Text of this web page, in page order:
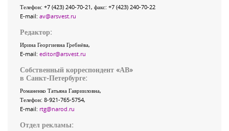
Телефон: +7 (423) 240-70-21, факс: +7 (423) 240-70-22
E-mail: av@arsvest.ru
Редактор:
Ирина Георгиевна Гребнёва,
E-mail: editor@arsvest.ru
Собственный корреспондент «АВ»
в Санкт-Петербурге:
Романенко Татьяна Гаврииловна,
Телефон: 8-921-765-5754,
E-mail: rtg@narod.ru
Отдел рекламы: